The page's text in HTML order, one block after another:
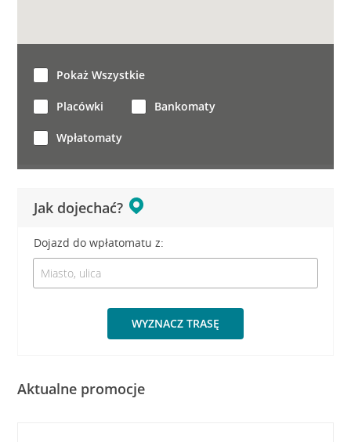
Jak dojechać?
Dojazd do wpłatomatu z:
WYZNACZ TRASĘ
Pokaż Wszystkie
Placówki Bankomaty
Wpłatomaty
Aktualne promocje